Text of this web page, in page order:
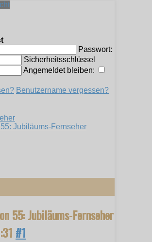
Passwort:
Sicherheitsschlüssel
Angemeldet bleiben:
Benutzername vergessen?
Jubiläums-Fernseher
55: Jubiläums-Fernseher
#1